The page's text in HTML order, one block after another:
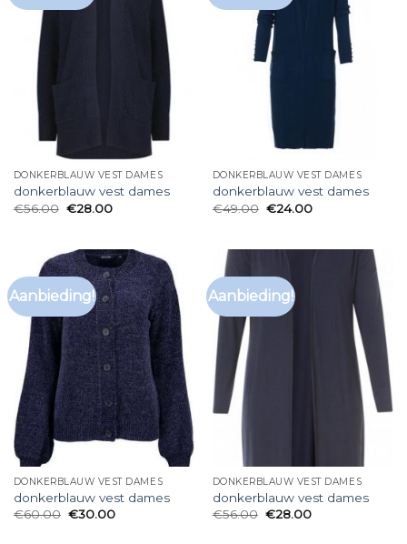
DONKERBLAUW VEST DAMES
donkerblauw vest dames
€56.00 €28.00
DONKERBLAUW VEST DAMES
donkerblauw vest dames
€49.00 €24.00
Aanbieding!
DONKERBLAUW VEST DAMES
donkerblauw vest dames
€60.00 €30.00
Aanbieding!
DONKERBLAUW VEST DAMES
donkerblauw vest dames
€56.00 €28.00